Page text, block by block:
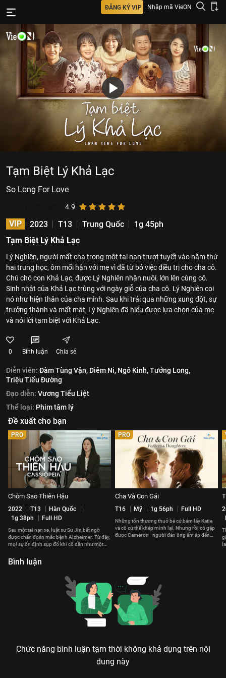
ĐĂNG KÝ VIP Nhập mã VieON
Tạm Biệt Lý Khả Lạc
So Long For Love
4.9
VIP 2023 T13 Trung Quốc
1g 45ph
Tạm Biệt Lý Khả Lạc
Lý Nghiên, người mất cha trong một tai nạn trượt tuyết vào năm thứ
hai trung học, ôm mối hận với mẹ vì đã từ bỏ việc điều trị cho cha cô.
Chú chó con Khả Lạc, được Lý Nghiên nhận nuôi, lớn lên cùng cô.
Sinh nhật của Khả Lạc trùng với ngày giỗ của cha cô. Lý Nghiên coi
nó như hiện thân của cha mình. Sau khi trải qua những xung đột, sự
trưởng thành và mất mát, Lý Nghiên đã hiểu được lựa chọn của mẹ
và nói lời tạm biệt với Khả Lạc.
0 Bình luận Chia sẻ
Diễn viên: Đàm Tùng Vận, Diêm Ni, Ngô Kinh,Tưởng Long,
Triệu Tiểu Đường
Đạo diễn: Vương Tiểu Liệt
Thể loại: Phim tâm lý
Đề xuất cho bạn
PRO
Chòm Sao Thiên Hậu
2022 T13
Hàn Quốc
1g 38ph
Full HD
Sau một tai nạn xe, luật sư Su Jin bất ngờ
được chẩn đoán mắc bệnh Alzheimer. Từ đây,
mọi sự ổn định sụp đổ khi cô dần như một
PRO
Cha Và Con Gái
T16 Mỹ 1g 56ph Full HD
Những tổn thương thuở bé cứ bám lấy Katie
và cô cứ thế khép mình lại. Nhưng rồi cô gặp
được Cameron - người đàn ông ấm áp đến
Bình luận
Chức năng bình luận tạm thời không khả dụng trên nội
dung này